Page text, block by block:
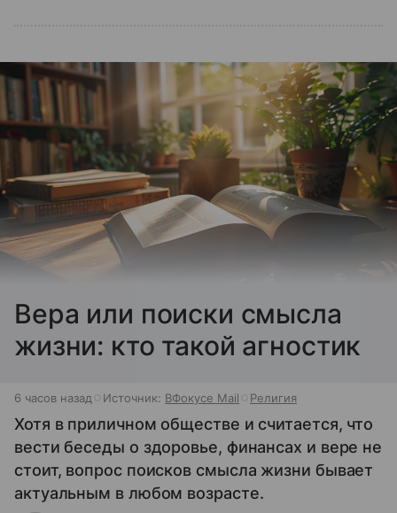
Вера или поиски смысла
жизни: кто такой агностик
6 часов назад Источник: ВФокусе Mail Религия
Хотя в приличном обществе и считается, что
вести беседы о здоровье, финансах и вере не
стоит, вопрос поисков смысла жизни бывает
актуальным в любом возрасте.